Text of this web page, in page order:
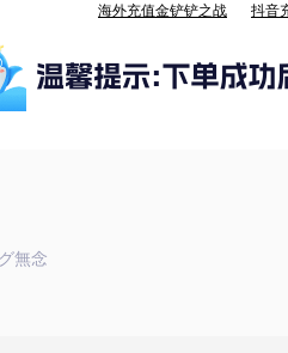
海外充值金铲铲之战
抖音
無念